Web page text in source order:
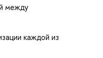
между
каждой из